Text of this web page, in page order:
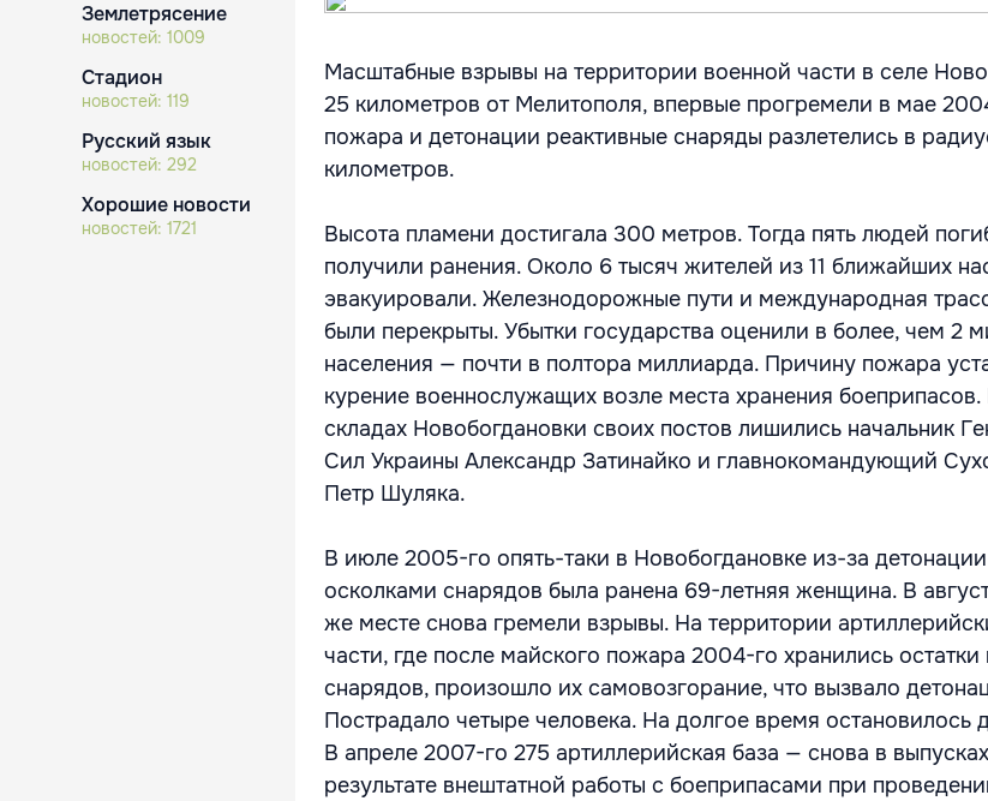
Землетрясение
новостей: 1009
Стадион
новостей: 119
Русский язык
новостей: 292
Хорошие новости
новостей: 1721
Масштабные взрывы на территории военной части в селе
25 километров от Мелитополя, впервые прогремели в мае
пожара и детонации реактивные снаряды разлетелись в
километров.
Высота пламени достигала 300 метров. Тогда пять людей
получили ранения. Около 6 тысяч жителей из 11 ближайших
эвакуировали. Железнодорожные пути и международная
были перекрыты. Убытки государства оценили в более, чем 2
населения — почти в полтора миллиарда. Причину пожара
курение военнослужащих возле места хранения
складах Новобогдановки своих постов лишились начальник
Сил Украины Александр Затинайко и главнокомандующий
Петр Шуляка.
В июле 2005-го опять-таки в Новобогдановке из-за
осколками снарядов была ранена 69-летняя женщина. В
же месте снова гремели взрывы. На территории
части, где после майского пожара 2004-го хранились
снарядов, произошло их самовозгорание, что вызвало
Пострадало четыре человека. На долгое время остановилось
В апреле 2007-го 275 артиллерийская база — снова в
результате внештатной работы с боеприпасами при